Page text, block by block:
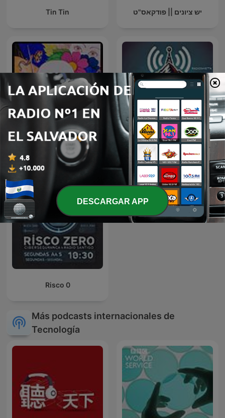
Tin Tin יש ציונים || פודקאס"ט
Radio Pirata la Radio nella
Radio
Radio@Radio
Risco 0
Más podcasts internacionales de
Tecnología
DESCARGAR APP